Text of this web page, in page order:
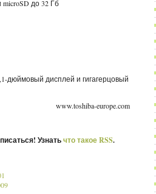
до 32 Гб
дюймовый дисплей и гигагерцовый
www.toshiba-europe.com
Узнатьчто такое RSS.